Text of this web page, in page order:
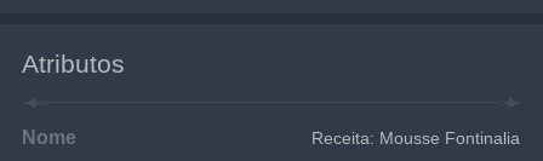
Atributos
Nome Receita: Mousse Fontinalia